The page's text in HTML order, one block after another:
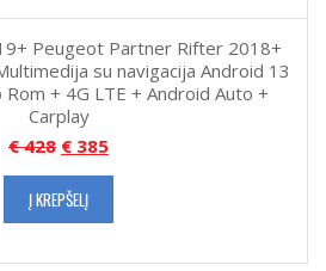
Peugeot Partner Rifter 2018+
su navigacija Android 13
+ 4G LTE + Android Auto +
Carplay
€428 € 385
Į KREPŠELĮ